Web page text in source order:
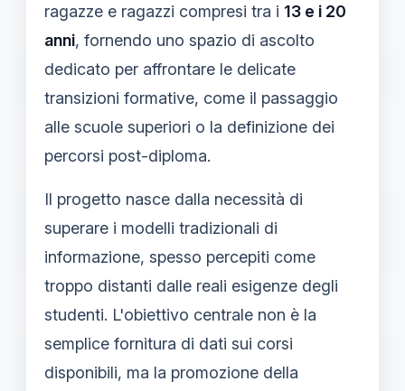
ragazze e ragazzi compresi tra i 13 e i 20
anni, fornendo uno spazio di ascolto
dedicato per affrontare le delicate
transizioni formative, come il passaggio
alle scuole superiori o la definizione dei
percorsi post-diploma.
Il progetto nasce dalla necessità di
superare i modelli tradizionali di
informazione, spesso percepiti come
troppo distanti dalle reali esigenze degli
studenti. L'obiettivo centrale non è la
semplice fornitura di dati sui corsi
disponibili, ma la promozione della